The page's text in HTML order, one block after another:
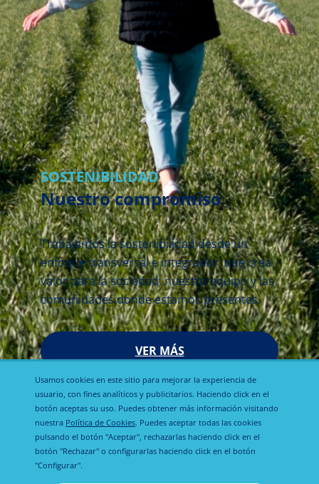
SOSTENIBILIDAD
Nuestro compromiso
Trabajamos la sostenibilidad desde un
enfoque transversal e integrador, que crea
valor para la sociedad, nuestro equipo y las
comunidades donde estamos presentes.
VER MÁS
Usamos cookies en este sitio para mejorar la experiencia de
usuario, con fines analíticos y publicitarios. Haciendo click en el
botón aceptas su uso. Puedes obtener más información visitando
nuestra Política de Cookies. Puedes aceptar todas las cookies
pulsando el botón "Aceptar", rechazarlas haciendo click en el
botón "Rechazar" o configurarlas haciendo click en el botón
"Configurar".